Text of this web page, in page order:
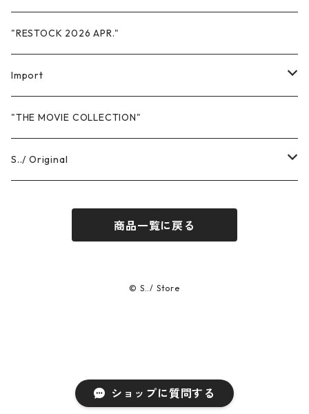
ショップに質問する
"RESTOCK 2026 APR."
Import
Sweat
Hoodie
T-Shits
"THE MOVIE COLLECTION"
S../ Original
商品一覧に戻る
© S../ Store